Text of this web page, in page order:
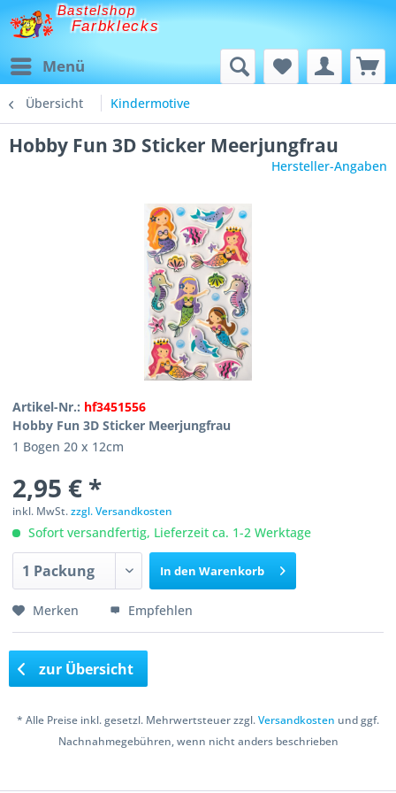
Bastelshop
Farbklecks
Menü
Übersicht Kindermotive
Hobby Fun 3D Sticker Meerjungfrau
Hersteller-Angaben
Artikel-Nr.: hf3451556
Hobby Fun 3D Sticker Meerjungfrau
1 Bogen 20 x 12cm
2,95 € *
inkl. MwSt.zzgl. Versandkosten
Sofort versandfertig, Lieferzeit ca. 1-2 Werktage
In den Warenkorb
Merken Empfehlen
zur Übersicht
* Alle Preise inkl. gesetzl. Mehrwertsteuer zzgl.Versandkosten und ggf.
Nachnahmegebühren, wenn nicht anders beschrieben